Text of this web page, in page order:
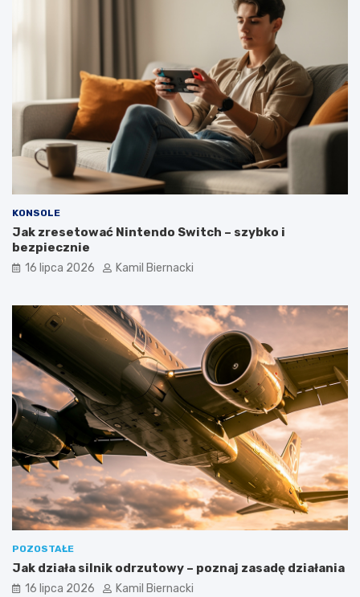
KONSOLE
Jak zresetować Nintendo Switch – szybko i
bezpiecznie
16 lipca 2026 Kamil Biernacki
POZOSTAŁE
Jak działa silnik odrzutowy – poznaj zasadę działania
16 lipca 2026 Kamil Biernacki